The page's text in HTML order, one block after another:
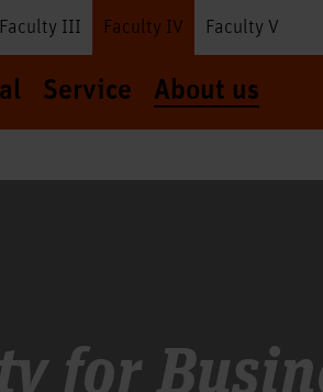
Faculty III Faculty IV Faculty V
Service About us
for